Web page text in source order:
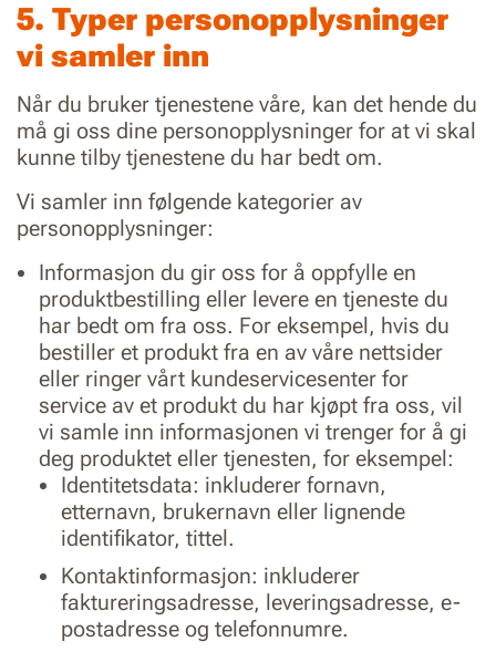
5. Typer personopplysninger
vi samler inn
Når du bruker tjenestene våre, kan det hende du
må gi oss dine personopplysninger for at vi skal
kunne tilby tjenestene du har bedt om.
Vi samler inn følgende kategorier av
personopplysninger:
Informasjon du gir oss for å oppfylle en
produktbestilling eller levere en tjeneste du
har bedt om fra oss. For eksempel, hvis du
bestiller et produkt fra en av våre nettsider
eller ringer vårt kundeservicesenter for
service av et produkt du har kjøpt fra oss, vil
vi samle inn informasjonen vi trenger for å gi
deg produktet eller tjenesten, for eksempel:
Identitetsdata: inkluderer fornavn,
etternavn, brukernavn eller lignende
identifikator, tittel.
Kontaktinformasjon: inkluderer
faktureringsadresse, leveringsadresse, e-
postadresse og telefonnumre.